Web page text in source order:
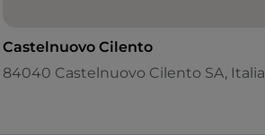
Castelnuovo Cilento
84040 Castelnuovo Cilento SA, Italia